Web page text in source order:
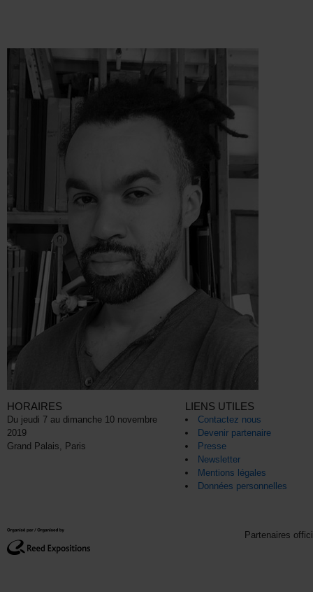
HORAIRES
Du jeudi 7 au dimanche 10 novembre
2019
Grand Palais, Paris
LIENS UTILES
Contactez nous
Devenir partenaire
Presse
Newsletter
Mentions légales
Données personnelles
Partenaires